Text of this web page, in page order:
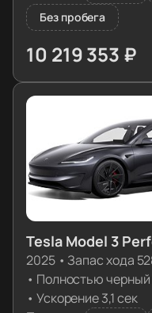
Без пробега
10 219 353 ₽
≈ 101 658€
Tesla Model 3
2025• Запас хода
• Полностью черный
• Ускорение 3,1 сек